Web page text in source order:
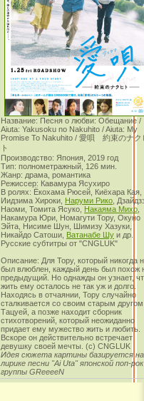
Название: Песня о любви: Обещание /
Aiuta: Yakusoku no Nakuhito / Aiuta: My
Promise To Nakuhito / 愛唄 約束のナク
ト
Производство: Япония, 2019 год
Тип: полнометражный, 126 мин.
Жанр: драма, романтика
Режиссер: Кавамура Ясухиро
В ролях: Ёкохама Рюсей, Киёхара Кая,
Иидзима Хироки, Наруми Рико,
Наоми, Томита Ясуко, Накаяма Михо,
Накамура Юри, Номагути Тору, Окуно
Эйта, Нисиме Шун, Шимизу Хазуки,
Никайдо Сатоши, Ватанабе Шу и др.
Русские субтитры от "CNGLUK"
Описание: Для Тору, который никогда
был влюблен, каждый день был похож
предыдущий. Но однажды он узнает,
жить ему осталось не так уж и долго.
Находясь в отчаянии, Тору случайно
сталкивается со своим старым другом
Тацуей, а позже находит сборник
стихотворений, который неожиданно
придает ему мужество жить и любить.
Вскоре он действительно встречает
девушку своей мечты. (с) CNGLUK
Идея сюжета картины базируется на
лирике песни "Ai Uta" японской поп-рок
группы GReeeeN